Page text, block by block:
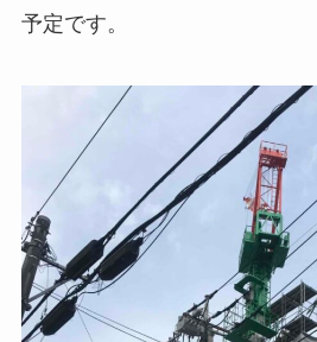
予定です。